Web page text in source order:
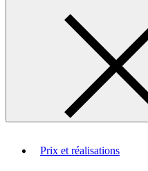
Prix et réalisations